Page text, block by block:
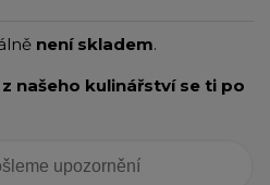
není skladem.
z našeho kulinářství se ti po